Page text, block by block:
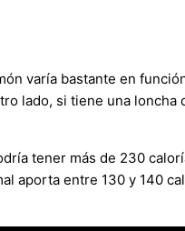
varía bastante en
lado, si tiene una
tener más de 230
aporta entre 130 y 140